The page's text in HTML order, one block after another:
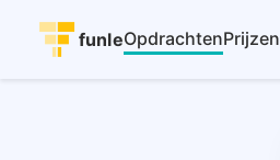
funleOpdrachtenPrijzen